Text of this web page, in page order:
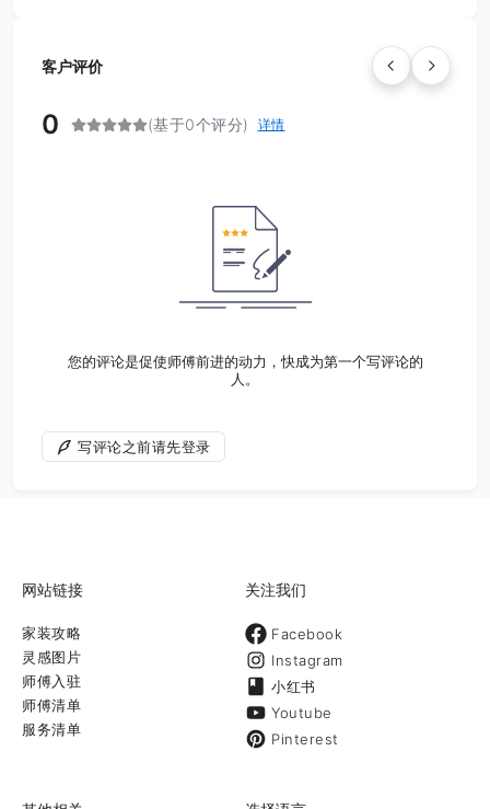
客户评价
0 (基于0个评分) 详情
您的评论是促使师傅前进的动力，快成为第一个写评论的
人。
写评论之前请先登录
网站链接
家装攻略
灵感图片
师傅入驻
师傅清单
服务清单
关注我们
Facebook
Instagram
小红书
Youtube
Pinterest